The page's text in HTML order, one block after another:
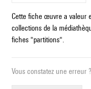
Cette fiche œuvre a valeur
collections de la
fiches "partitions".
Vous constatez une erreur ?